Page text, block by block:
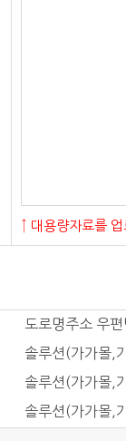
↑ 대용량자료를
도로명주소 우
솔루션(가가몰,
솔루션(가가몰,
솔루션(가가몰,